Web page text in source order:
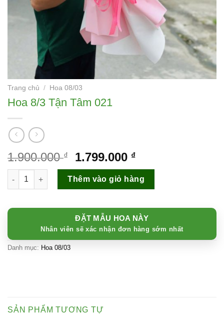
Trang chủ / Hoa 08/03
Hoa 8/3 Tận Tâm 021
1.900.000₫
Giá
gốc
là:
1.900.000 ₫.
1.799.000 ₫Giá
hiện
tại
là:
1.799.000 ₫.
Hoa 8/3 Tận Tâm 021 số lượng
Thêm vào giỏ hàng
ĐẶT MẪU HOA NÀY
Nhân viên sẽ xác nhận đơn hàng sớm nhất
Danh mục: Hoa 08/03
SẢN PHẨM TƯƠNG TỰ